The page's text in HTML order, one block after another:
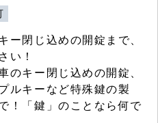
ー閉じ込めの開錠まで、
い！
のキー閉じ込めの開錠、
ルキーなど特殊鍵の製
！「鍵」のことなら何で